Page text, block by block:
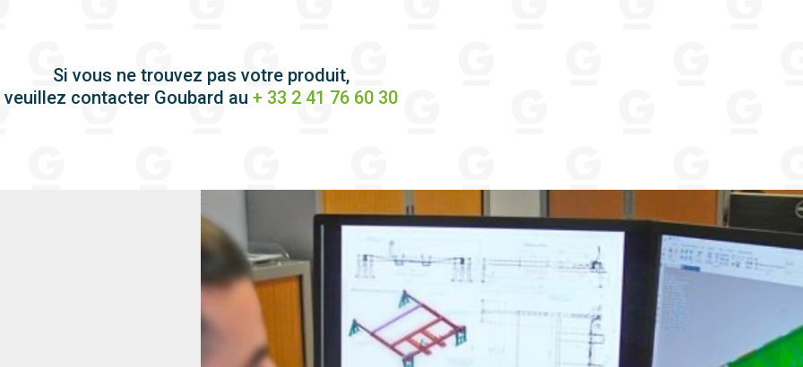
Si vous ne trouvez pas votre produit,
veuillez contacter Goubard au + 33 2 41 76 60 30